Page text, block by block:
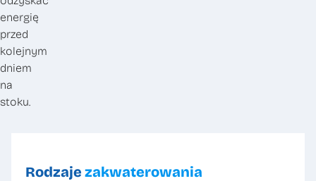
energię
przed
kolejnym
dniem
na
stoku.
Rodzaje zakwaterowania